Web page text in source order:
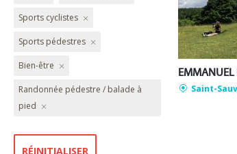
Sports cyclistes
Sports pédestres
Bien-être
Randonnée pédestre / balade à
pied
Saint-